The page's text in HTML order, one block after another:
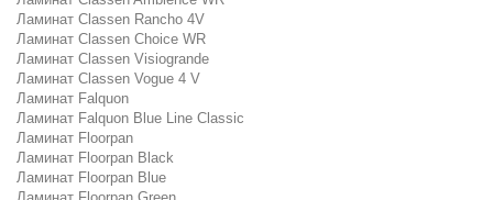
Ламинат Classen Rancho 4V
Ламинат Classen Choice WR
Ламинат Classen Visiogrande
Ламинат Classen Vogue 4 V
Ламинат Falquon
Ламинат Falquon Blue Line Classic
Ламинат Floorpan
Ламинат Floorpan Black
Ламинат Floorpan Blue